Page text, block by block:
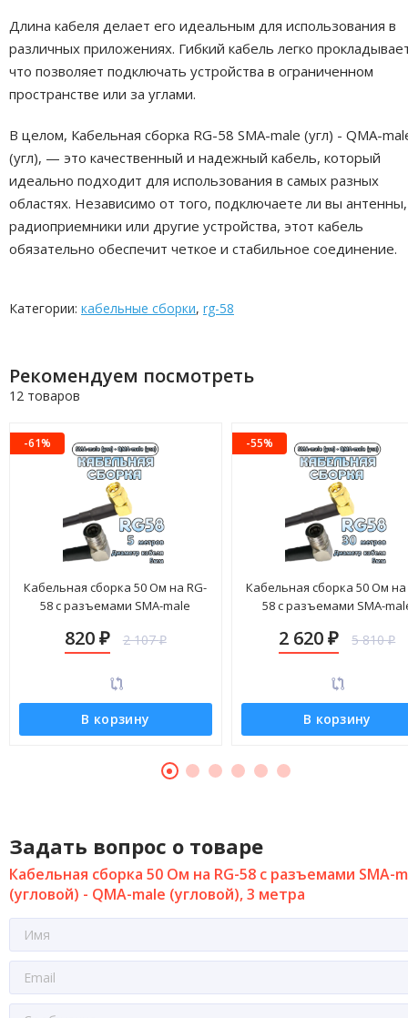
Длина кабеля делает его идеальным для использования в
различных приложениях. Гибкий кабель легко
что позволяет подключать устройства в ограниченном
пространстве или за углами.
В целом, Кабельная сборка RG-58 SMA-male (угл) - QMA-
(угл), — это качественный и надежный кабель, который
идеально подходит для использования в самых разных
областях. Независимо от того, подключаете ли вы антенны,
радиоприемники или другие устройства, этот кабель
обязательно обеспечит четкое и стабильное соединение.
Категории: кабельные сборки, rg-58
Рекомендуем посмотреть
12 товаров
-61%
Кабельная сборка 50 Ом на RG-
58 с разъемами SMA-male
метров
820 ₽ 2 107₽
В корзину
-55%
Кабельная сборка 50 Ом на
58 с разъемами SMA-
30 метров
2 620₽ 5 810₽
В корзину
Задать вопрос о товаре
Кабельная сборка 50 Ом на RG-58 с разъемами SMA-
(угловой) - QMA-male (угловой), 3 метра